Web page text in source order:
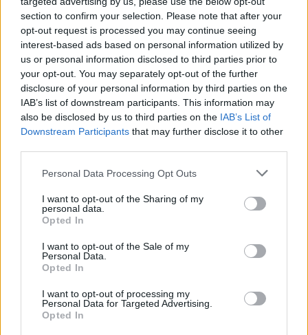
section to confirm your selection. Please note that after your
opt-out request is processed you may continue seeing
interest-based ads based on personal information utilized by
us or personal information disclosed to third parties prior to
your opt-out. You may separately opt-out of the further
disclosure of your personal information by third parties on the
IAB’s list of downstream participants. This information may
also be disclosed by us to third parties on the IAB’s List of
Downstream Participants that may further disclose it to other
Personal Data Processing Opt Outs
I want to opt-out of the Sharing of my
personal data.
Opted In
I want to opt-out of the Sale of my
Personal Data.
Opted In
I want to opt-out of processing my
Personal Data for Targeted Advertising.
Opted In
Malaspina salve, Bariese, Barumini, Siniscola
e Sennori in Seconda
25 Mag 2026